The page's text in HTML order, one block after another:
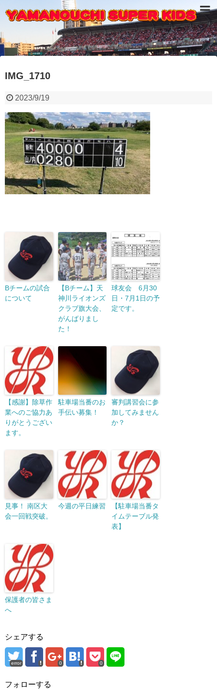
IMG_1710
2023/9/19
Bチームの試合
について
【Bチーム】天
神川ライオンズ
クラブ旗大会、
がんばりまし
た！
球友会 6月30
日・7月1日の予
定です。
【感謝】除草作
業へのご協力あ
りがとうござい
ます。
駐車場当番のお
手伝い募集！
審判講習会に参
加してみません
か？
見事！ 南区大
会一回戦突破。
今週の平日練習
【駐車場当番タ
イムテーブル発
表】
保護者の皆さま
へ
シェアする
error 0 0
フォローする